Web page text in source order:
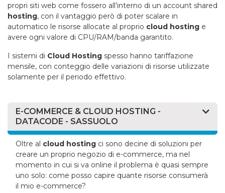
propri siti web come fossero all’interno di un account shared
hosting, con il vantaggio però di poter scalare in
automatico le risorse allocate al proprio cloud hosting e
avere ogni valore di CPU/RAM/banda garantito.
I sistemi di Cloud Hosting spesso hanno tariffazione
mensile, con conteggio delle variazioni di risorse utilizzate
solamente per il periodo effettivo.
E-COMMERCE & CLOUD HOSTING -
DATACODE - SASSUOLO
Oltre al cloud hosting ci sono decine di soluzioni per
creare un proprio negozio di e-commerce, ma nel
momento in cui si va online il problema è quasi sempre
uno solo: come posso capire quante risorse consumerà
il mio e-commerce?